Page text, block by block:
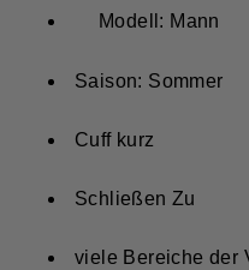
Modell: Mann
Saison: Sommer
Cuff kurz
Schließen Zu
viele Bereiche der